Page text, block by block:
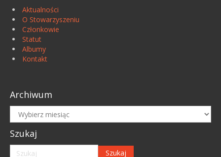
Aktualności
O Stowarzyszeniu
Członkowie
Statut
Albumy
Kontakt
Archiwum
Archiwum
Szukaj